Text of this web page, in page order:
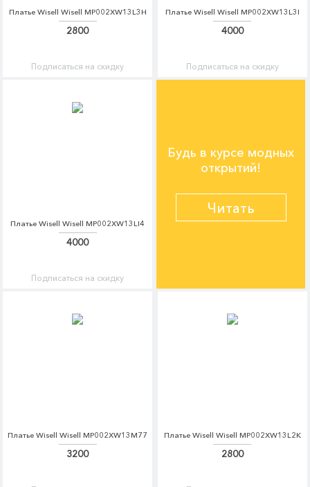
Платье Wisell Wisell MP002XW13L3H
2800
Подписаться на скидку
Платье Wisell Wisell MP002XW13L3I
4000
Подписаться на скидку
Платье Wisell Wisell MP002XW13LI4
4000
Подписаться на скидку
Будь в курсе модных
открытий!
Читать
Платье Wisell Wisell MP002XW13M77
3200
Платье Wisell Wisell MP002XW13L2K
2800